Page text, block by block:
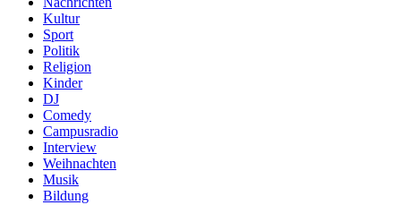
Kultur
Sport
Politik
Religion
Kinder
DJ
Comedy
Campusradio
Interview
Weihnachten
Musik
Bildung